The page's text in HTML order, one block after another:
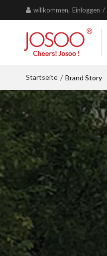
willkommen, Einloggen /
Startseite / Brand Story